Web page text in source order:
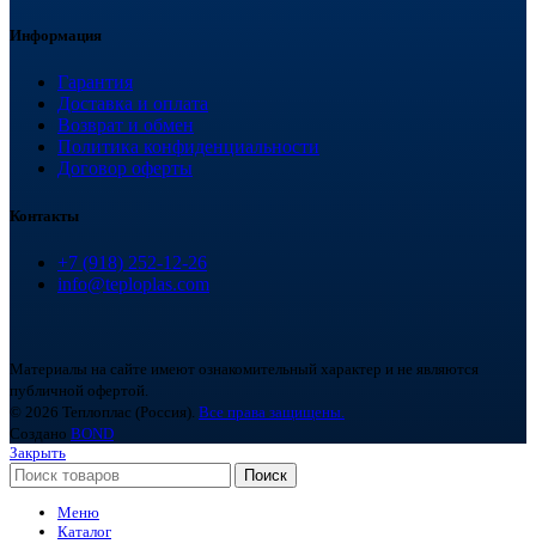
Информация
Гарантия
Доставка и оплата
Возврат и обмен
Политика конфиденциальности
Договор оферты
Контакты
+7 (918) 252-12-26
info@teploplas.com
Материалы на сайте имеют ознакомительный характер и не являются
публичной офертой.
© 2026 Теплоплас (Россия). Все права защищены.
Создано BOND
Закрыть
Поиск
Меню
Каталог